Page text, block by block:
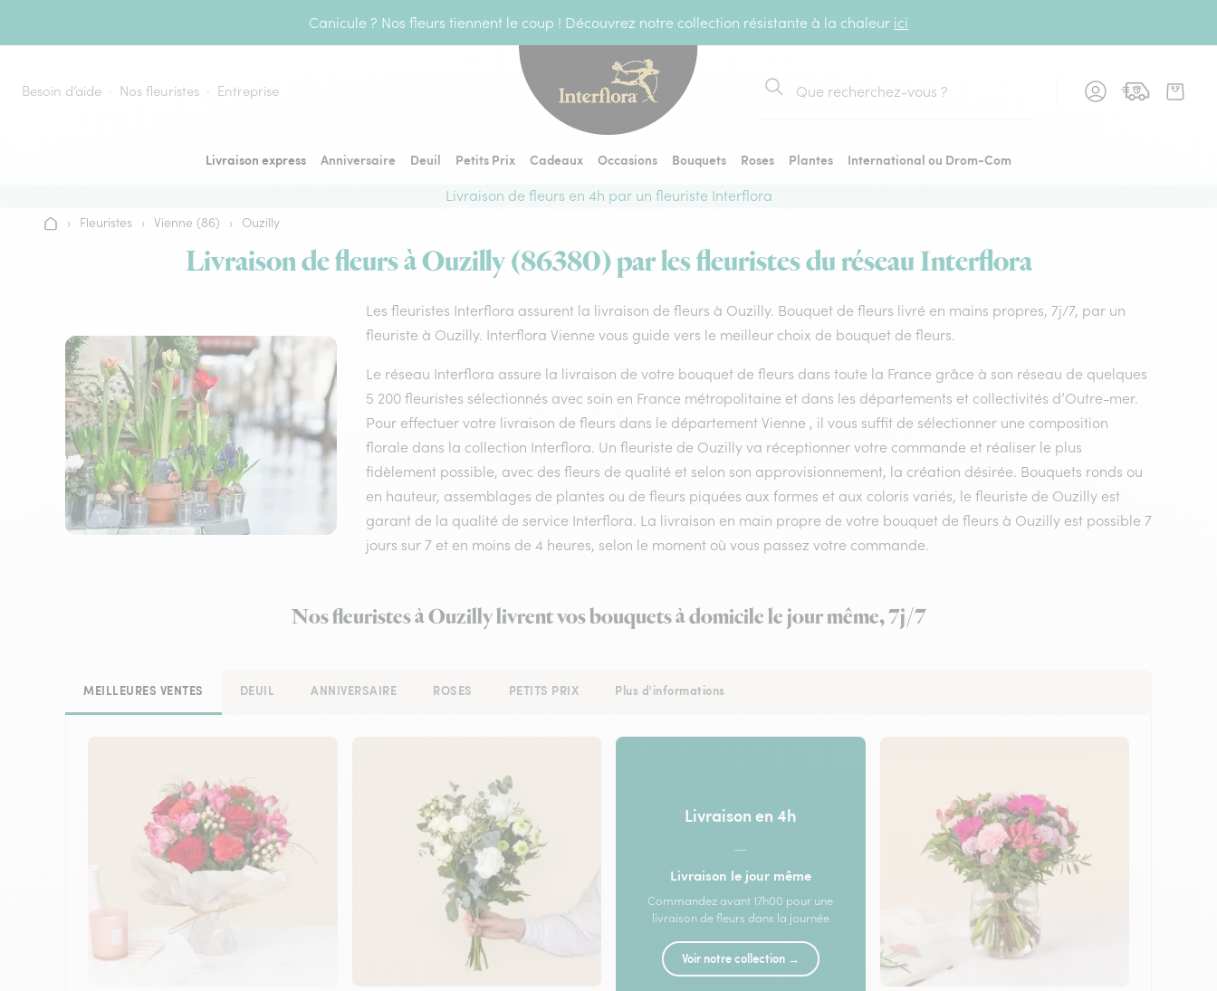
Canicule ? Nos fleurs tiennent le coup ! Découvrez notre collection résistante à la chaleur ici
Besoin d’aide Nos fleuristes Entreprise
Rechercher
Livraison express Anniversaire Deuil Petits Prix Cadeaux Occasions Bouquets Roses Plantes
International ou Drom-Com
Livraison de fleurs en 4h par un fleuriste Interflora
Accueil
› Fleuristes › Vienne (86) › Ouzilly
Livraison de fleurs à Ouzilly (86380) par les fleuristes du réseau Interflora
Les fleuristes Interflora assurent la livraison de fleurs à Ouzilly. Bouquet de fleurs livré en mains propres, 7j/7, par un
fleuriste à Ouzilly. Interflora Vienne vous guide vers le meilleur choix de bouquet de fleurs.
Le réseau Interflora assure la livraison de votre bouquet de fleurs dans toute la France grâce à son réseau de quelques
5 200 fleuristes sélectionnés avec soin en France métropolitaine et dans les départements et collectivités d’Outre-mer.
Pour effectuer votre livraison de fleurs dans le département Vienne , il vous suffit de sélectionner une composition
florale dans la collection Interflora. Un fleuriste de Ouzilly va réceptionner votre commande et réaliser le plus
fidèlement possible, avec des fleurs de qualité et selon son approvisionnement, la création désirée. Bouquets ronds ou
en hauteur, assemblages de plantes ou de fleurs piquées aux formes et aux coloris variés, le fleuriste de Ouzilly est
garant de la qualité de service Interflora. La livraison en main propre de votre bouquet de fleurs à Ouzilly est possible 7
jours sur 7 et en moins de 4 heures, selon le moment où vous passez votre commande.
Nos fleuristes à Ouzilly livrent vos bouquets à domicile le jour même, 7j/7
MEILLEURES VENTES DEUIL ANNIVERSAIRE ROSES PETITS PRIX Plus d'informations
Livraison en 4h
—
Livraison le jour même
Commandez avant 17h00 pour une
livraison de fleurs dans la journée
Voir notre collection →